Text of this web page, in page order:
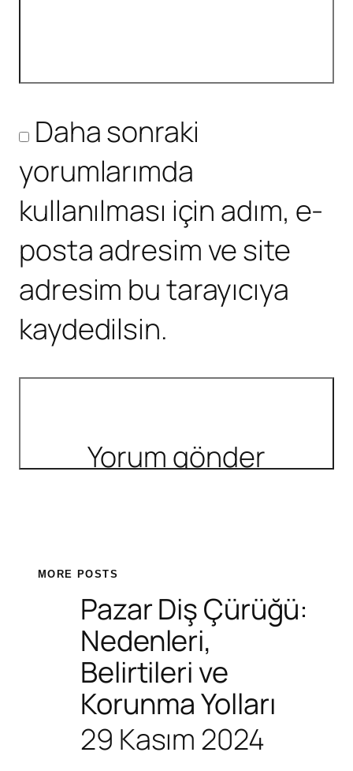
Daha sonraki
yorumlarımda
kullanılması için adım, e-
posta adresim ve site
adresim bu tarayıcıya
kaydedilsin.
MORE POSTS
Pazar Diş Çürüğü:
Nedenleri,
Belirtileri ve
Korunma Yolları
29 Kasım 2024